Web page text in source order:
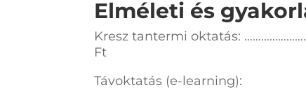
Elméleti és
Kresz tantermi oktatás:
Ft
Távoktatás (e-learning):